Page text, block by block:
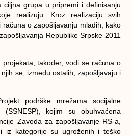
ciljna grupa u pripremi i definisanju
realizuju. Kroz realizaciju svih
o zapošljavanju mladih, kako
Republike Srpske 2011
također, vodi se računa o
se, između ostalih, zapošljavaju i
podrške mrežama socijalne
(SSNESP), kojim su obuhvaćena
Zavoda za zapošljavanje RS-a,
iz kategorije su ugroženih i teško